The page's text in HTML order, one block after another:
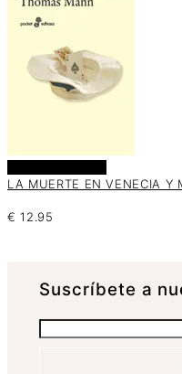
LA MUERTE EN VENECIA Y
€ 12.95
Suscrí­bete a